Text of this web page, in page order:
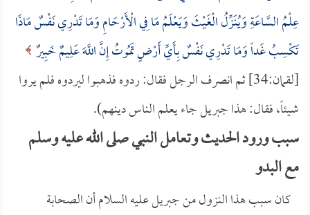
عِلْمُ السَّاعَةِ وَيُنَزِّلُ الْغَيْثَ وَيَعْلَمُ مَا فِي الْأَرْحَامِ وَمَا تَدْرِي نَفْسٌ مَاذَا
تَكْسِبُ غَداً وَمَا تَدْرِي نَفْسٌ بِأَيِّ أَرْضٍ تَمُوتُ إِنَّ اللَّهَ عَلِيمٌ خَبِيرٌ
[لقمان:34] ثم انصرف الرجل فقال: ردوه فذهبوا ليردوه فلم يروا
شيئاً، فقال: هذا جبريل جاء يعلم الناس دينهم).
سبب ورود الحديث وتعامل النبي صلى الله عليه وسلم
مع البدو
كان سبب هذا النزول من جبريل عليه السلام أن الصحابة